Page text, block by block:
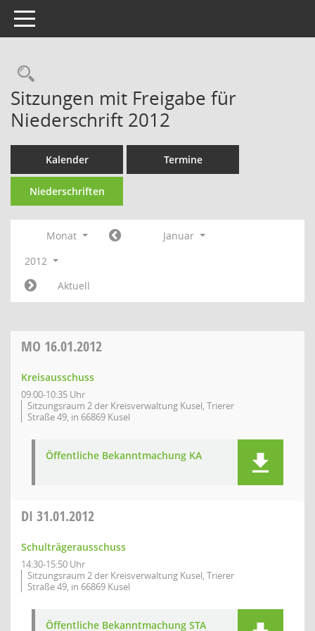
Toggle navigation
Rechercheauswahl
Sitzungen mit Freigabe für
Niederschrift 2012
Kalender Termine
Niederschriften
Monat
Januar
2012
Aktuell
MO 16.01.2012
Kreisausschuss
09:00-10:35 Uhr
Sitzungsraum 2 der Kreisverwaltung Kusel, Trierer
Straße 49, in 66869 Kusel
Öffentliche Bekanntmachung KA
DI 31.01.2012
Schulträgerausschuss
14:30-15:50 Uhr
Sitzungsraum 2 der Kreisverwaltung Kusel, Trierer
Straße 49, in 66869 Kusel
Öffentliche Bekanntmachung STA